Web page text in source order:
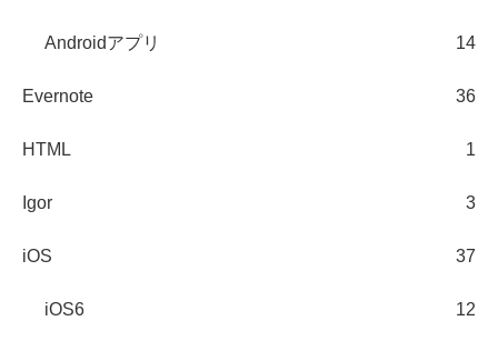
Androidアプリ 14
Evernote 36
HTML 1
Igor 3
iOS 37
iOS6 12